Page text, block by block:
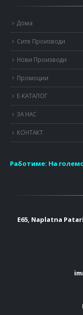
Дома
Сите Производи
Нови Производи
Промоции
Е-КАТАЛОГ
ЗА НАС
КОНТАКТ
Работиме: На
E65, Naplatna